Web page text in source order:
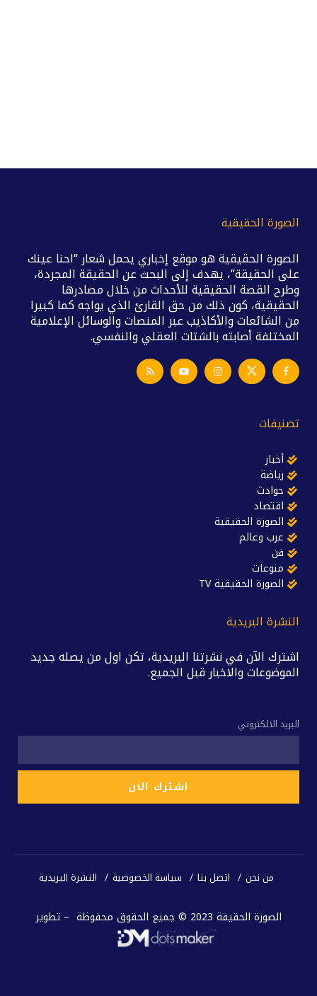
الصورة الحقيقية
الصورة الحقيقية هو موقع إخباري يحمل شعار “احنا عينك
على الحقيقة”، يهدف إلى البحث عن الحقيقة المجردة،
وطرح القصة الحقيقية للأحداث من خلال مصادرها
الحقيقية، كون ذلك من حق القارئ الذي يواجه كما كبيرا
من الشائعات والأكاذيب عبر المنصات والوسائل الإعلامية
المختلفة أصابته بالشتات العقلي والنفسي.
تصنيفات
أخبار
رياضة
حوادث
اقتصاد
الصورة الحقيقية
عرب وعالم
فن
منوعات
الصورة الحقيقية TV
النشرة البريدية
اشترك الآن في نشرتنا البريدية، تكن اول من يصله جديد
الموضوعات والاخبار قبل الجميع.
البريد الالكتروني
من نحن اتصل بنا سياسة الخصوصية النشرة البريدية
الصورة الحقيقة 2023 © جميع الحقوق محفوظة – تطوير